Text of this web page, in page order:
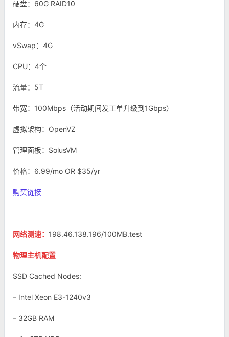
硬盘：60G RAID10
内存：4G
vSwap：4G
CPU：4个
流量：5T
带宽：100Mbps（活动期间发工单升级到1Gbps）
虚拟架构：OpenVZ
管理面板：SolusVM
价格：6.99/mo OR $35/yr
购买链接
网络测速： 198.46.138.196/100MB.test
物理主机配置
SSD Cached Nodes:
– Intel Xeon E3-1240v3
– 32GB RAM